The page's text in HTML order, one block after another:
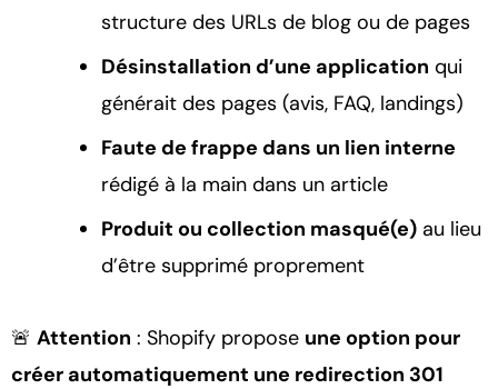
structure des URLs de blog ou de pages
Désinstallation d’une application qui
générait des pages (avis, FAQ, landings)
Faute de frappe dans un lien interne
rédigé à la main dans un article
Produit ou collection masqué(e) au lieu
d’être supprimé proprement
🚨 Attention : Shopify propose une option pour
créer automatiquement une redirection 301